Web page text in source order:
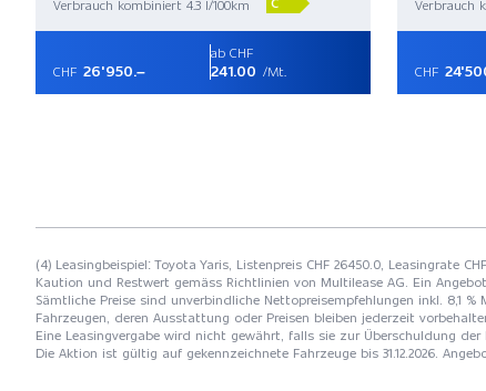
Verbrauch kombiniert 4.3 l/100km
CHF 26'950.–
ab CHF
241.00 /Mt.
Verbrauch
CHF
(4) Leasingbeispiel: Toyota Yaris, Listenpreis CHF 26450.0, Leasingrate
Kaution und Restwert gemäss Richtlinien von Multilease AG. Ein
Sämtliche Preise sind unverbindliche Nettopreisempfehlungen inkl. 8,1
Fahrzeugen, deren Ausstattung oder Preisen bleiben jederzeit
Eine Leasingvergabe wird nicht gewährt, falls sie zur Überschuldung
Die Aktion ist gültig auf gekennzeichnete Fahrzeuge bis 31.12.2026.